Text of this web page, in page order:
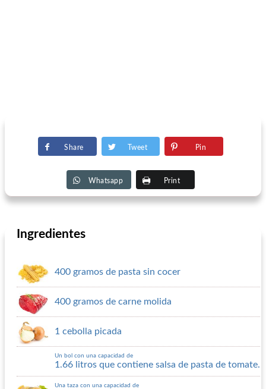
Share Tweet Pin
Whatsapp Print
Ingredientes
400 gramos de pasta sin cocer
400 gramos de carne molida
1 cebolla picada
Un bol con una capacidad de
1.66 litros que contiene salsa de pasta de tomate.
Una taza con una capacidad de